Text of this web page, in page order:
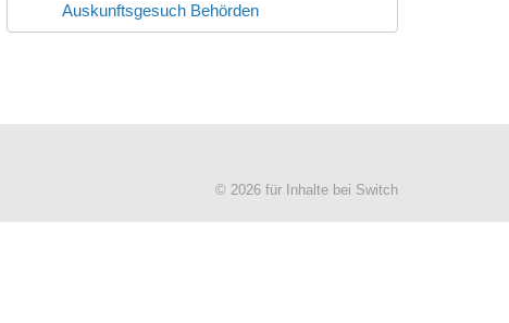
Auskunftsgesuch Behörden
© 2026 für Inhalte bei Switch